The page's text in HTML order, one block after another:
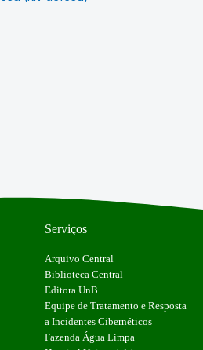
Serviços
Arquivo Central
Biblioteca Central
Editora UnB
Equipe de Tratamento e Resposta
a Incidentes Cibernéticos
Fazenda Água Limpa